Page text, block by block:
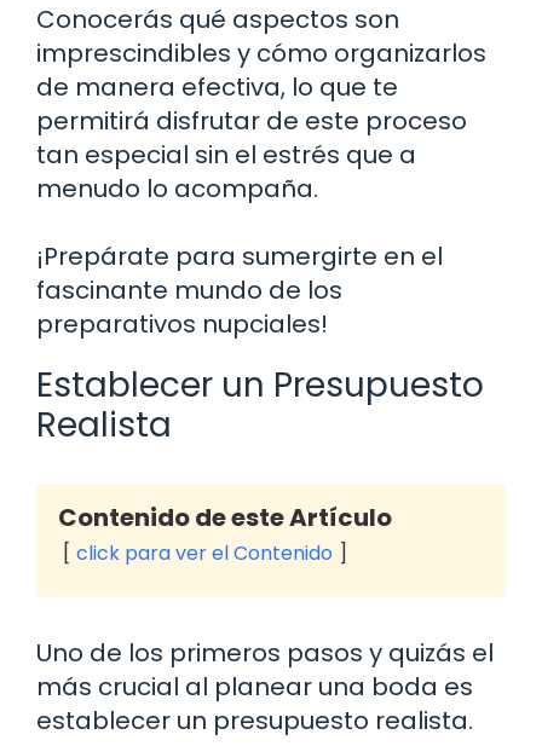
Conocerás qué aspectos son
imprescindibles y cómo organizarlos
de manera efectiva, lo que te
permitirá disfrutar de este proceso
tan especial sin el estrés que a
menudo lo acompaña.
¡Prepárate para sumergirte en el
fascinante mundo de los
preparativos nupciales!
Establecer un Presupuesto
Realista
Contenido de este Artículo
click para ver el Contenido
Uno de los primeros pasos y quizás el
más crucial al planear una boda es
establecer un presupuesto realista.